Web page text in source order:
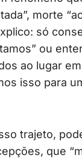
morte
só
ou
ao lugar
isso para
trajeto,
que